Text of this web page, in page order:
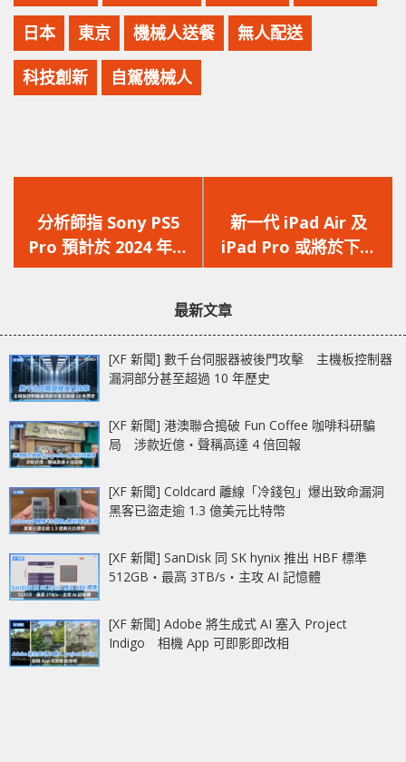
日本 東京 機械人送餐 無人配送
科技創新 自駕機械人
一
篇
文
分析師指 Sony PS5
Pro 預計於 2024 年下
半年發布，將為遊戲業
一
篇
文
新一代 iPad Air 及
iPad Pro 或將於下月
發布，具體尺寸首度曝
最新文章
[XF 新聞] 數千台伺服器被後門攻擊 主機板控制器
漏洞部分甚至超過 10 年歷史
[XF 新聞] 港澳聯合搗破 Fun Coffee 咖啡科研騙
局 涉款近億‧聲稱高達 4 倍回報
[XF 新聞] Coldcard 離線「冷錢包」爆出致命漏洞
黑客已盜走逾 1.3 億美元比特幣
[XF 新聞] SanDisk 同 SK hynix 推出 HBF 標準
512GB‧最高 3TB/s‧主攻 AI 記憶體
[XF 新聞] Adobe 將生成式 AI 塞入 Project
Indigo 相機 App 可即影即改相